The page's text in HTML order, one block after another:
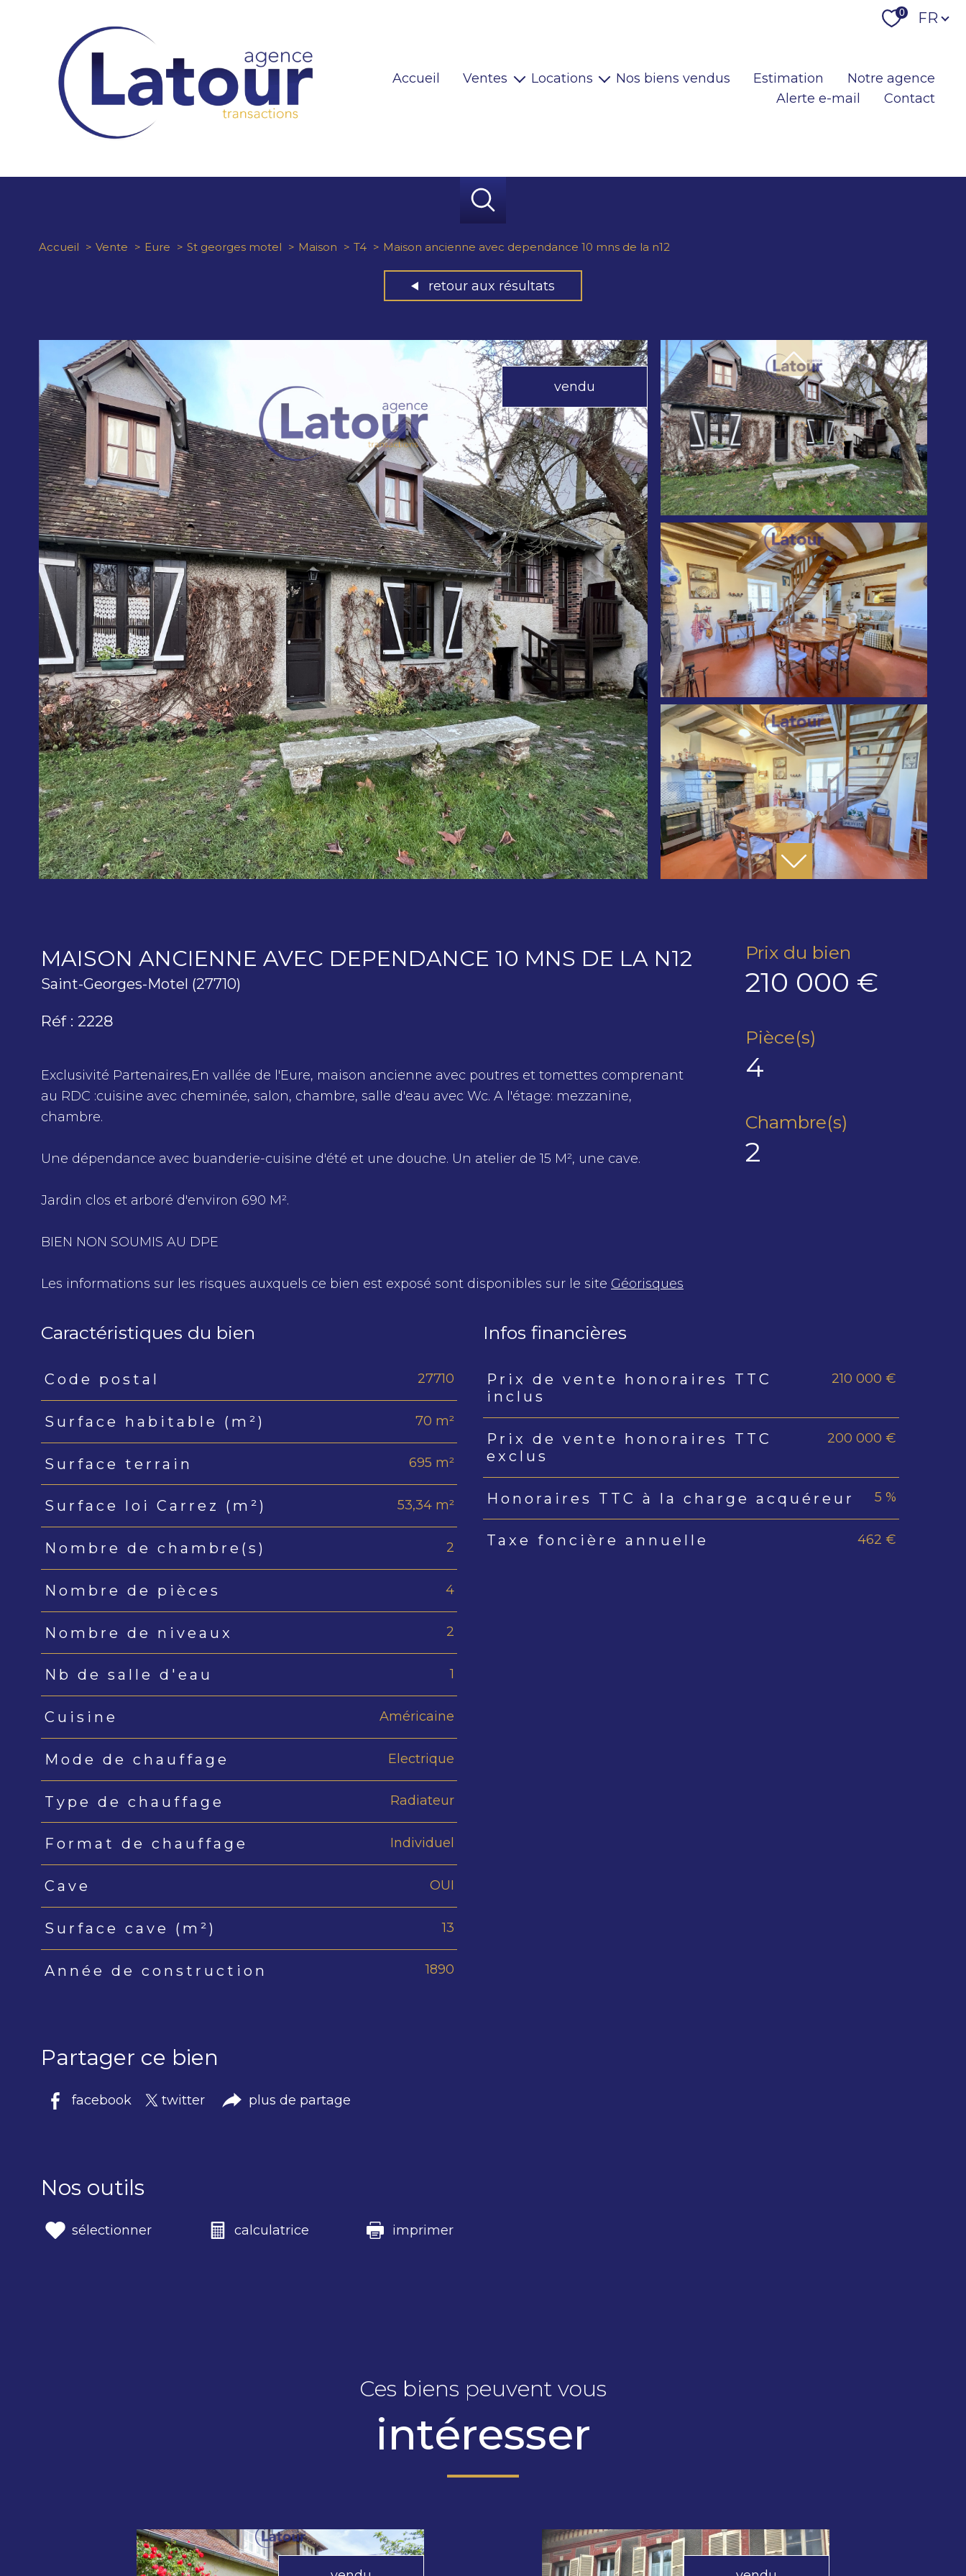
0 Langue
FR
Accueil Ventes
Locaux pro
Immeubles
Locations Nos biens vendus Estimation
Notre agence
Alerte e-mail
Contact
Accueil Vente Eure St georges motel Maison T4 Maison ancienne avec dependance 10 mns de la n12
retour aux résultats
vendu
MAISON ANCIENNE AVEC DEPENDANCE 10 MNS DE LA N12
Saint-Georges-Motel (27710)
Réf : 2228
Exclusivité Partenaires,En vallée de l'Eure, maison ancienne avec poutres et tomettes comprenant
au RDC :cuisine avec cheminée, salon, chambre, salle d'eau avec Wc. A l'étage: mezzanine,
chambre.
Une dépendance avec buanderie-cuisine d'été et une douche. Un atelier de 15 M², une cave.
Jardin clos et arboré d'environ 690 M².
BIEN NON SOUMIS AU DPE
Les informations sur les risques auxquels ce bien est exposé sont disponibles sur le site Géorisques
Prix du bien
210 000 €
Pièce(s)
4
Chambre(s)
2
Caractéristiques du bien
Caractéristiques
Code postal 27710
Surface habitable (m²) 70 m²
Surface terrain 695 m²
Surface loi Carrez (m²) 53,34 m²
Nombre de chambre(s) 2
Nombre de pièces 4
Nombre de niveaux 2
Nb de salle d'eau 1
Cuisine Américaine
Mode de chauffage Electrique
Type de chauffage Radiateur
Format de chauffage Individuel
Cave OUI
Surface cave (m²) 13
Année de construction 1890
Infos financières
Caractéristiques Valeurs
Prix de vente honoraires TTC
inclus
210 000 €
Prix de vente honoraires TTC
exclus
200 000 €
Honoraires TTC à la charge acquéreur 5 %
Taxe foncière annuelle 462 €
Partager ce bien
facebook twitter plus de partage
Nos outils
sélectionner calculatrice imprimer
Ces biens peuvent vous
intéresser